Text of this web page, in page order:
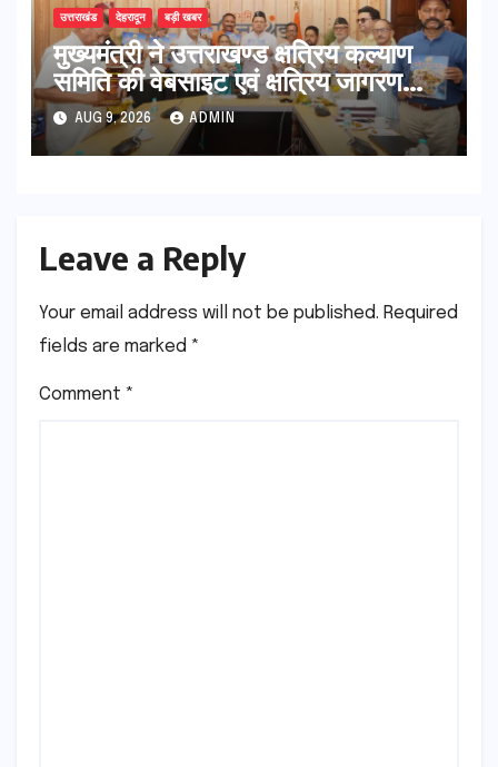
उत्तराखंड देहरादून बड़ी खबर
मुख्यमंत्री ने उत्तराखण्ड क्षत्रिय कल्याण
समिति की वेबसाइट एवं क्षत्रिय जागरण
स्मारिका का किया विमोचन
AUG 9, 2026 ADMIN
Leave a Reply
Your email address will not be published. Required
fields are marked *
Comment *